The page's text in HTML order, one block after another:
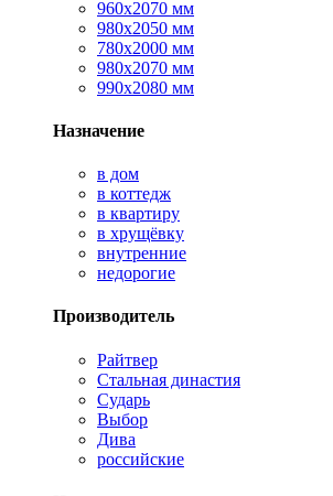
960х2070 мм
980х2050 мм
780х2000 мм
980х2070 мм
990х2080 мм
Назначение
в дом
в коттедж
в квартиру
в хрущёвку
внутренние
недорогие
Производитель
Райтвер
Стальная династия
Сударь
Выбор
Дива
российские